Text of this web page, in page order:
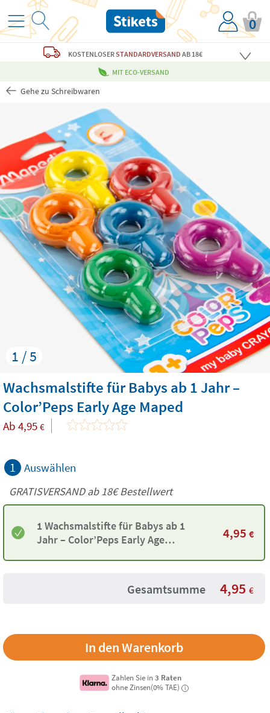
0
KOSTENLOSERSTANDARDVERSAND AB 18€
MIT ECO-VERSAND
Gehe zu Schreibwaren
1 / 5
Wachsmalstifte für Babys ab 1 Jahr –
Color’Peps Early Age Maped
Ab 4,95 €
1 Auswählen
GRATISVERSAND ab18€Bestellwert
1 Wachsmalstifte für Babys ab 1
Jahr – Color’Peps Early Age
4,95 €
Gesamtsumme 4,95 €
Zahlen Sie in3 Raten
ohne Zinsen(0% TAE)
i